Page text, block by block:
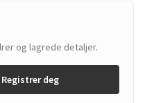
og lagrede detaljer.
deg